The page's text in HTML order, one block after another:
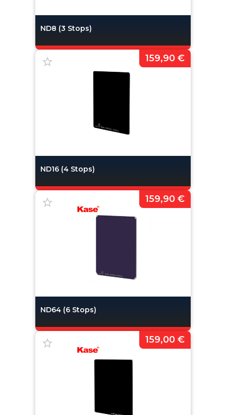
ND8 (3 Stops)
ND16 (4 Stops)
159,90 €
ND64 (6 Stops)
159,90 €
159,00 €